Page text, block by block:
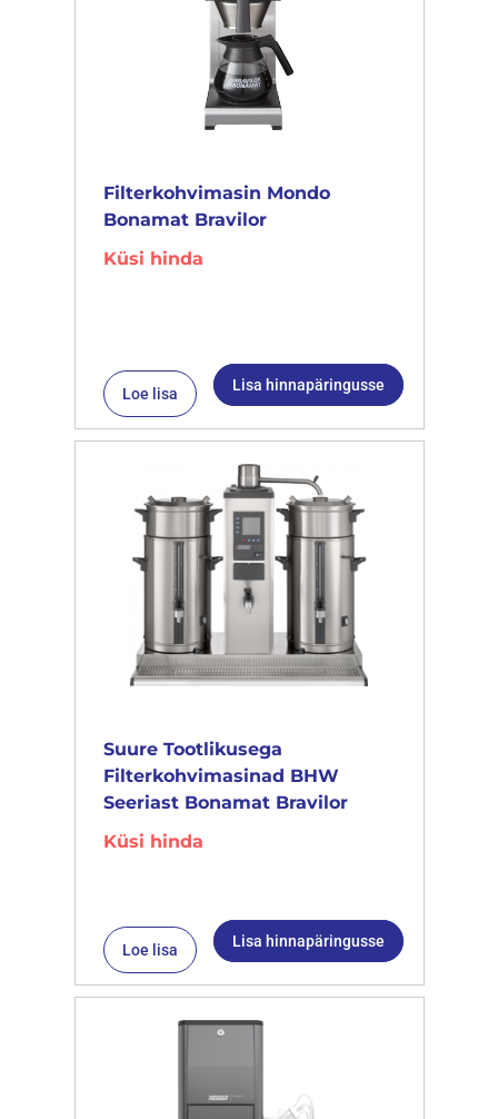
Filterkohvimasin Mondo
Bonamat Bravilor
Küsi hinda
Loe lisa Lisa hinnapäringusse
Suure Tootlikusega
Filterkohvimasinad BHW
Seeriast Bonamat Bravilor
Küsi hinda
Loe lisa Lisa hinnapäringusse